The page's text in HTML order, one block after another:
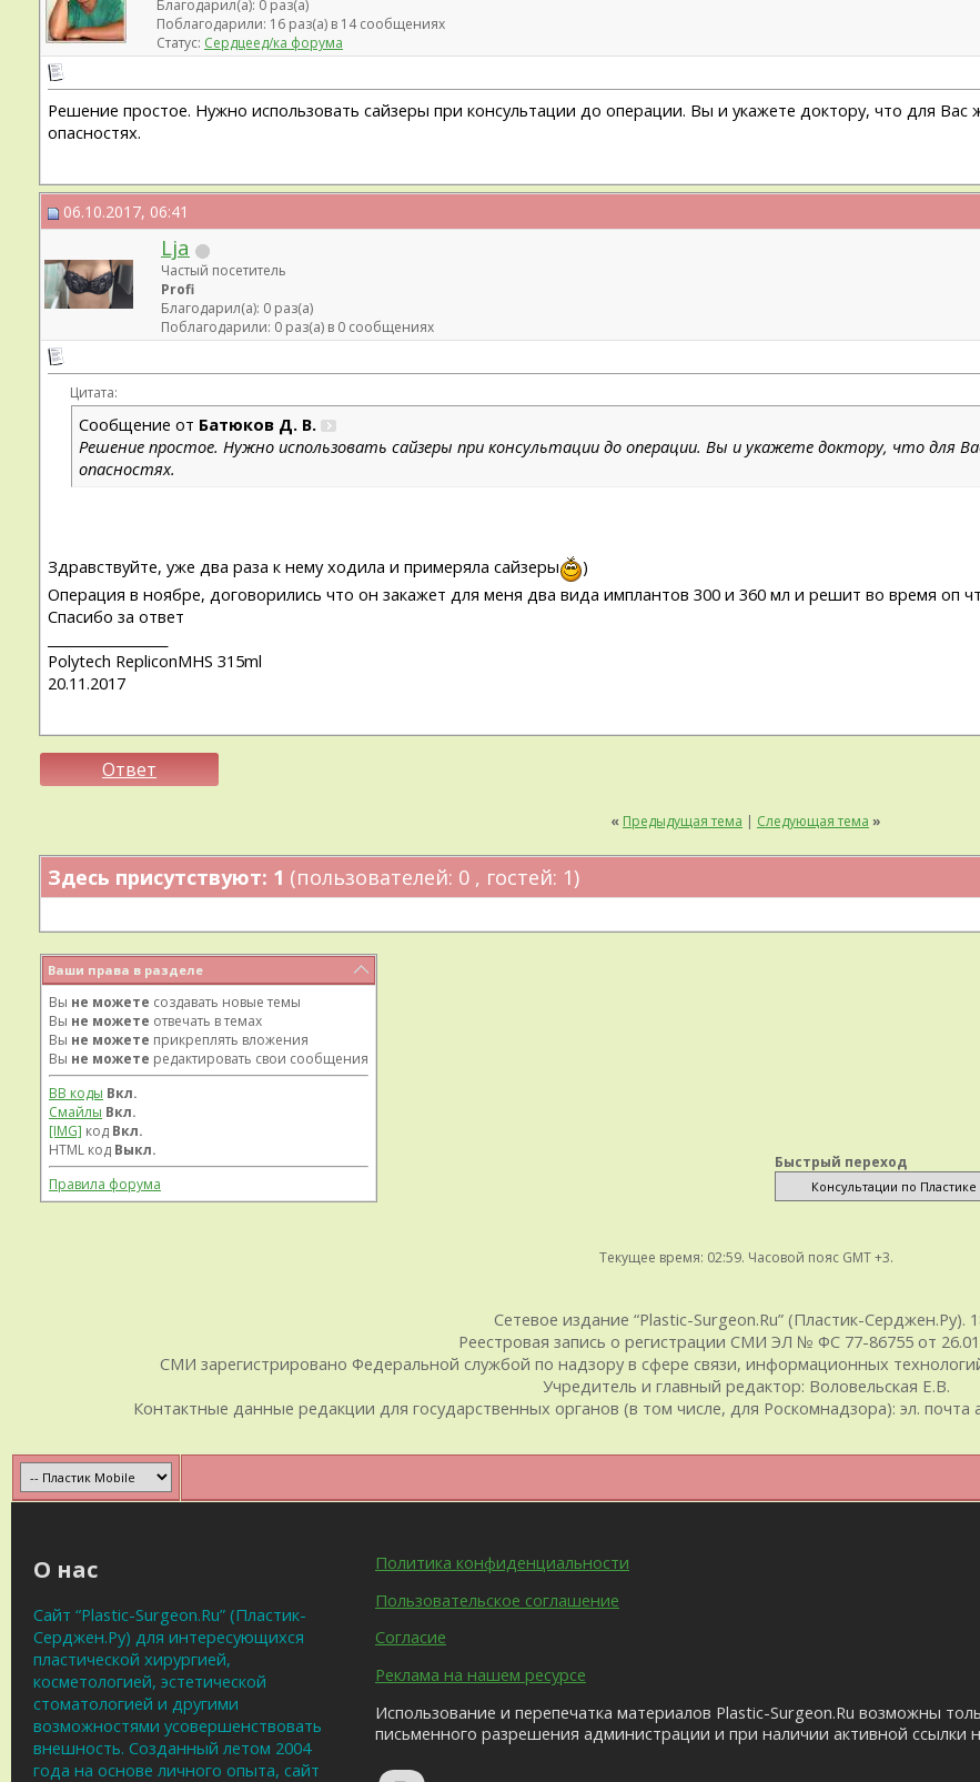
Благодарил(а): 0 раз(а)
Поблагодарили: 16 раз(а) в 14 сообщениях
Статус: Сердцеед/ка форума
Решение простое. Нужно использовать сайзеры при консультации до операции. Вы и укажете доктору, что для Вас
опасностях.
06.10.2017, 06:41
Lja
Частый посетитель
Profi
Благодарил(а): 0 раз(а)
Поблагодарили: 0 раз(а) в 0 сообщениях
Цитата:
Сообщение от Батюков Д. В.
Решение простое. Нужно использовать сайзеры при консультации до операции. Вы и укажете доктору, что для
опасностях.
Здравствуйте, уже два раза к нему ходила и примеряла сайзеры
)
Операция в ноябре, договорились что он закажет для меня два вида имплантов 300 и 360 мл и решит во время оп
Спасибо за ответ
Polytech RepliconMHS 315ml
20.11.2017
Ответ
« Предыдущая тема | Следующая тема »
Здесь присутствуют: 1 (пользователей: 0 , гостей: 1)
Ваши права в разделе
Вы не можете создавать новые темы
Вы не можете отвечать в темах
Вы не можете прикреплять вложения
Вы не можете редактировать свои сообщения
BB коды Вкл.
Смайлы Вкл.
[IMG] код Вкл.
HTML код Выкл.
Правила форума
Быстрый переход
Текущее время: 02:59. Часовой пояс GMT +3.
Сетевое издание “Plastic-Surgeon.Ru” (Пластик-Серджен.Ру).
Реестровая запись о регистрации СМИ ЭЛ № ФС 77-86755 от
СМИ зарегистрировано Федеральной службой по надзору в сфере связи, информационных
Учредитель и главный редактор: Воловельская Е.В.
Контактные данные редакции для государственных органов (в том числе, для Роскомнадзора): эл. почта
О нас
Сайт “Plastic-Surgeon.Ru” (Пластик-
Серджен.Ру) для интересующихся
пластической хирургией,
косметологией, эстетической
стоматологией и другими
возможностями усовершенствовать
внешность. Созданный летом 2004
года на основе личного опыта, сайт
Политика конфиденциальности
Пользовательское соглашение
Согласие
Реклама на нашем ресурсе
Использование и перепечатка материалов Plastic-Surgeon.Ru возможны
письменного разрешения администрации и при наличии активной ссылки